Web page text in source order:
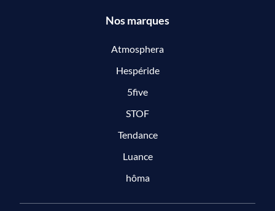
Nos marques
Atmosphera
Hespéride
5five
STOF
Tendance
Luance
hôma